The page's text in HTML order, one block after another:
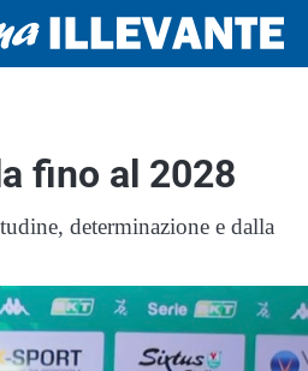
fino al 2028
determinazione e dalla